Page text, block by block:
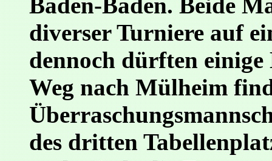
Baden-Baden. Beide
diverser Turniere auf
dennoch dürften einige
Weg nach Mülheim
des dritten